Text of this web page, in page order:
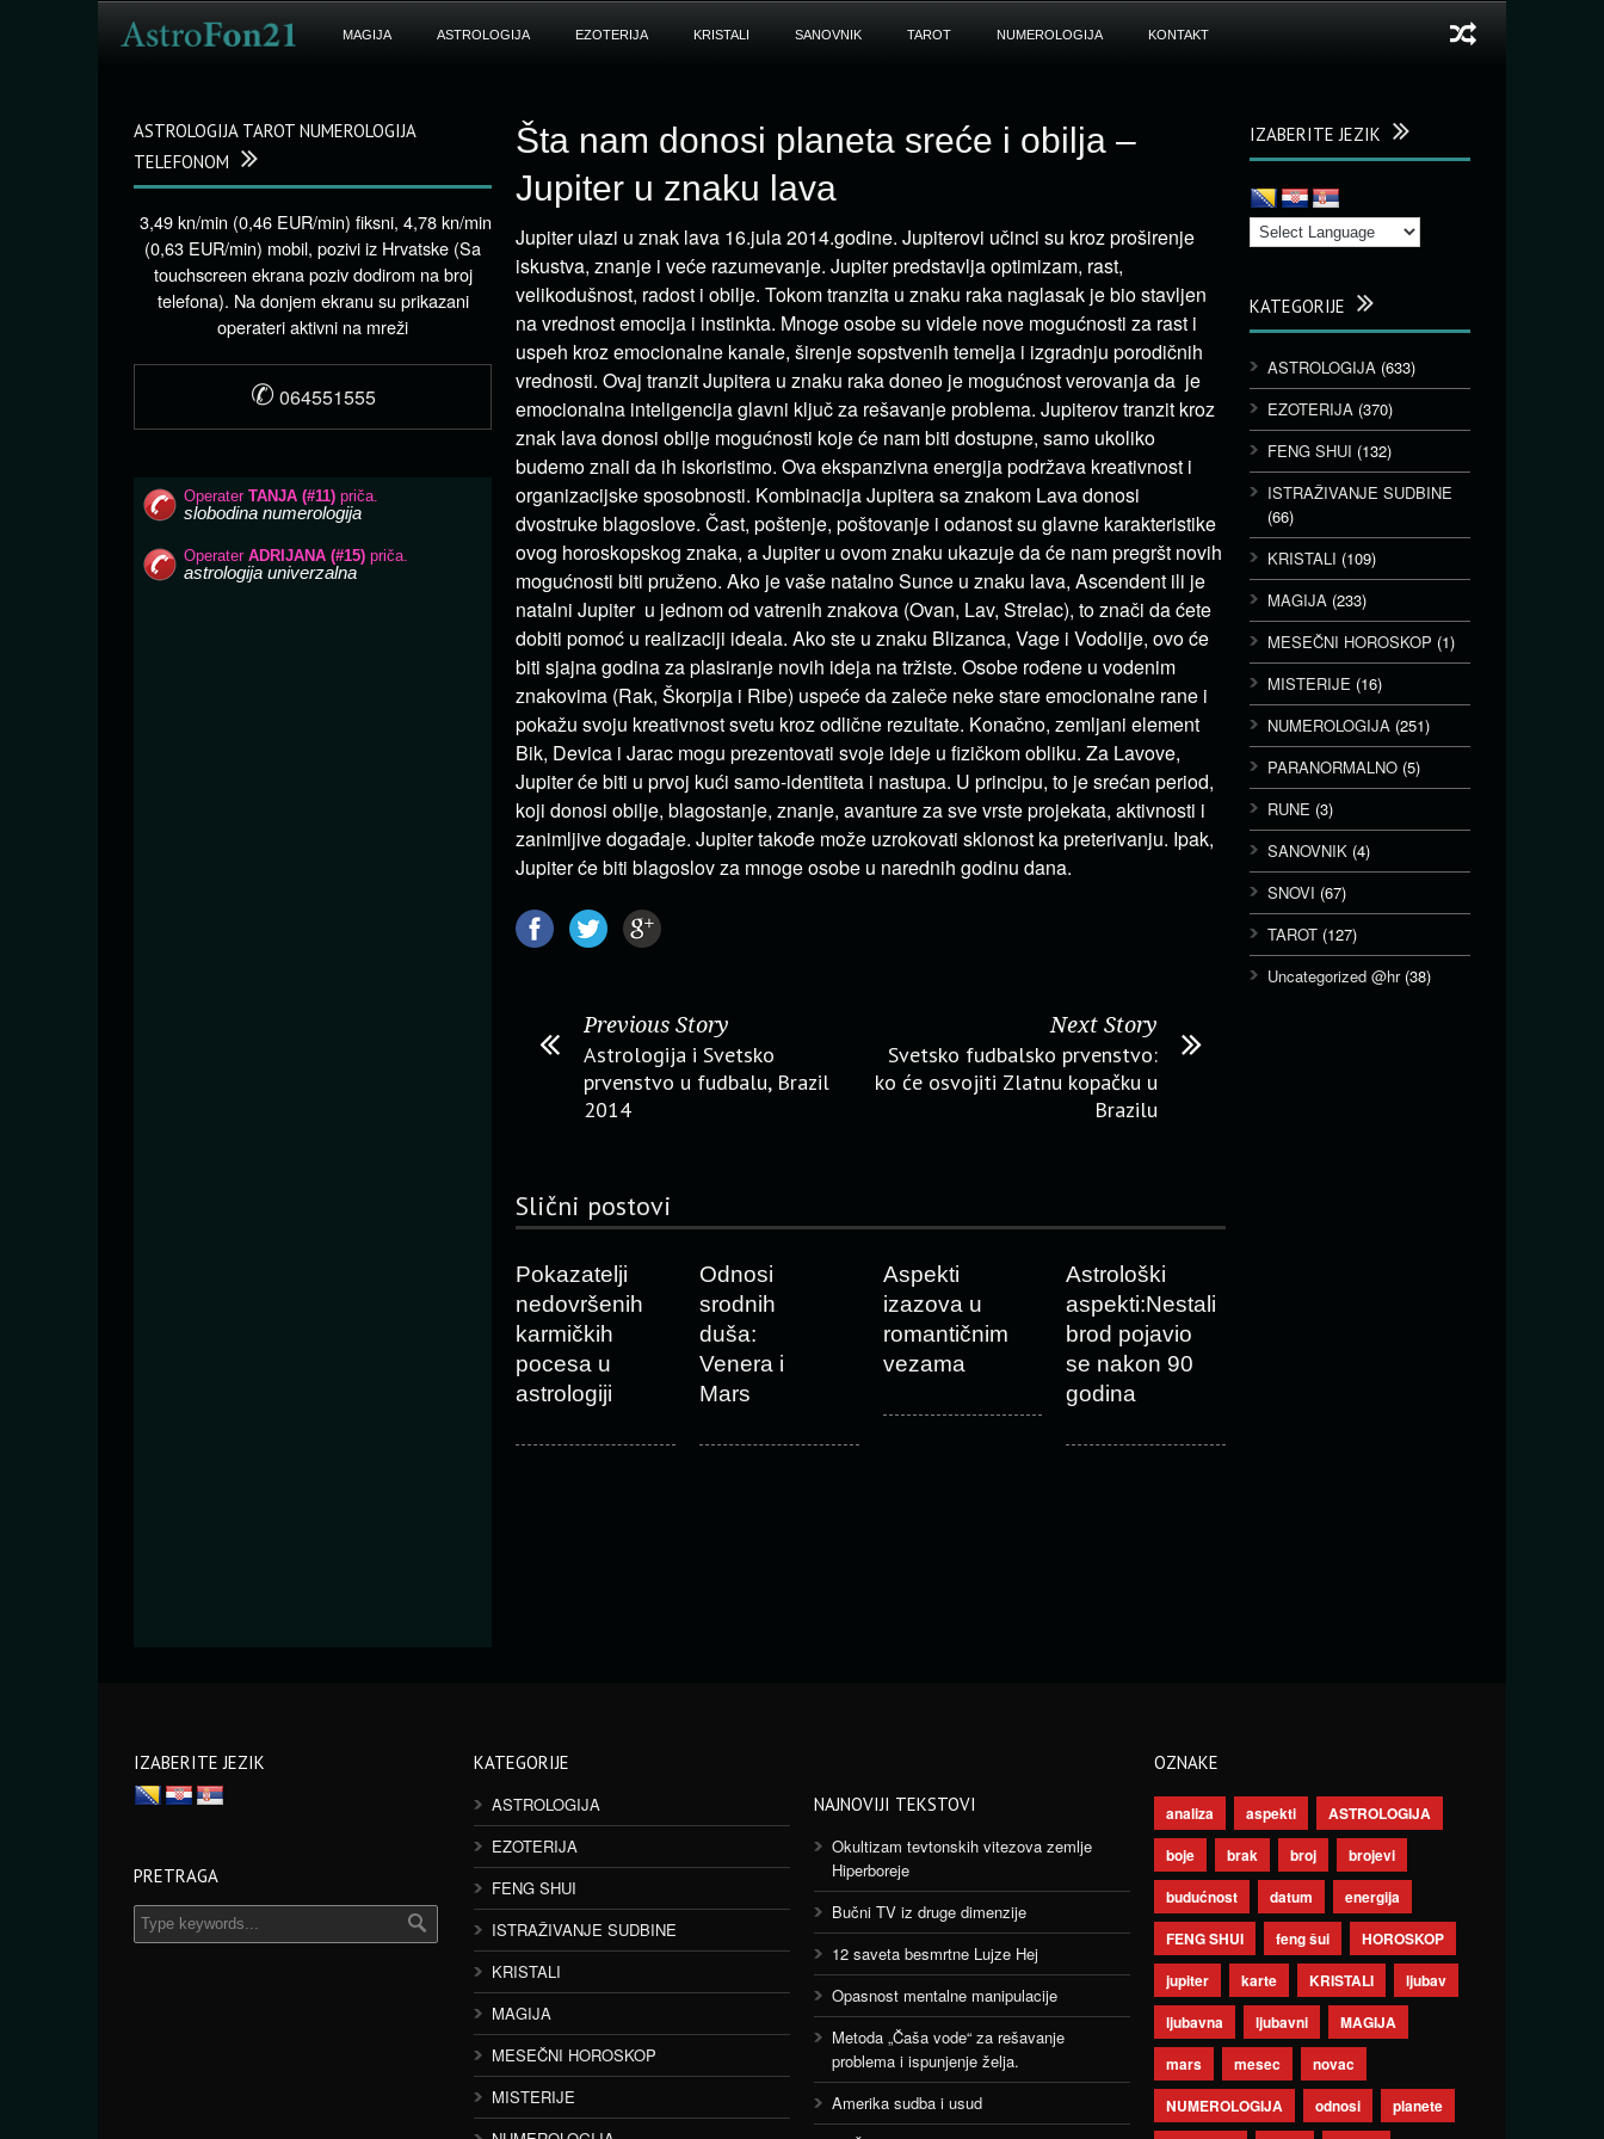
MAGIJA ASTROLOGIJA EZOTERIJA KRISTALI SANOVNIK TAROT NUMEROLOGIJA KONTAKT
Šta nam donosi planeta sreće i obilja –
Jupiter u znaku lava
Jupiter ulazi u znak lava 16.jula 2014.godine. Jupiterovi učinci su kroz proširenje
iskustva, znanje i veće razumevanje. Jupiter predstavlja optimizam, rast,
velikodušnost, radost i obilje. Tokom tranzita u znaku raka naglasak je bio stavljen
na vrednost emocija i instinkta. Mnoge osobe su videle nove mogućnosti za rast i
uspeh kroz emocionalne kanale, širenje sopstvenih temelja i izgradnju porodičnih
vrednosti. Ovaj tranzit Jupitera u znaku raka doneo je mogućnost verovanja da je
emocionalna inteligencija glavni ključ za rešavanje problema. Jupiterov tranzit kroz
znak lava donosi obilje mogućnosti koje će nam biti dostupne, samo ukoliko
budemo znali da ih iskoristimo. Ova ekspanzivna energija podržava kreativnost i
organizacijske sposobnosti. Kombinacija Jupitera sa znakom Lava donosi
dvostruke blagoslove. Čast, poštenje, poštovanje i odanost su glavne karakteristike
ovog horoskopskog znaka, a Jupiter u ovom znaku ukazuje da će nam pregršt novih
mogućnosti biti pruženo. Ako je vaše natalno Sunce u znaku lava, Ascendent ili je
natalni Jupiter u jednom od vatrenih znakova (Ovan, Lav, Strelac), to znači da ćete
dobiti pomoć u realizaciji ideala. Ako ste u znaku Blizanca, Vage i Vodolije, ovo će
biti sjajna godina za plasiranje novih ideja na tržiste. Osobe rođene u vodenim
znakovima (Rak, Škorpija i Ribe) uspeće da zaleče neke stare emocionalne rane i
pokažu svoju kreativnost svetu kroz odlične rezultate. Konačno, zemljani element
Bik, Devica i Jarac mogu prezentovati svoje ideje u fizičkom obliku. Za Lavove,
Jupiter će biti u prvoj kući samo-identiteta i nastupa. U principu, to je srećan period,
koji donosi obilje, blagostanje, znanje, avanture za sve vrste projekata, aktivnosti i
zanimljive događaje. Jupiter takođe može uzrokovati sklonost ka preterivanju. Ipak,
Jupiter će biti blagoslov za mnoge osobe u narednih godinu dana.
Previous Story
Astrologija i Svetsko
prvenstvo u fudbalu, Brazil
2014
Next Story
Svetsko fudbalsko prvenstvo:
ko će osvojiti Zlatnu kopačku u
Brazilu
Slični postovi
Pokazatelji
nedovršenih
karmičkih
pocesa u
astrologiji
Odnosi
srodnih
duša:
Venera i
Mars
Aspekti
izazova u
romantičnim
vezama
Astrološki
aspekti:Nestali
brod pojavio
se nakon 90
godina
IZABERITE JEZIK
KATEGORIJE
ASTROLOGIJA (633)
EZOTERIJA (370)
FENG SHUI (132)
ISTRAŽIVANJE SUDBINE
(66)
KRISTALI (109)
MAGIJA (233)
MESEČNI HOROSKOP (1)
MISTERIJE (16)
NUMEROLOGIJA (251)
PARANORMALNO (5)
RUNE (3)
SANOVNIK (4)
SNOVI (67)
TAROT (127)
Uncategorized @hr(38)
ASTROLOGIJA TAROT NUMEROLOGIJA
TELEFONOM
3,49 kn/min (0,46 EUR/min) fiksni, 4,78 kn/min
(0,63 EUR/min) mobil, pozivi iz Hrvatske (Sa
touchscreen ekrana poziv dodirom na broj
telefona). Na donjem ekranu su prikazani
operateri aktivni na mreži
✆ 064551555
IZABERITE JEZIK
PRETRAGA
KATEGORIJE
ASTROLOGIJA
EZOTERIJA
FENG SHUI
ISTRAŽIVANJE SUDBINE
KRISTALI
MAGIJA
MESEČNI HOROSKOP
MISTERIJE
NAJNOVIJI TEKSTOVI
Okultizam tevtonskih vitezova zemlje
Hiperboreje
Bučni TV iz druge dimenzije
12 saveta besmrtne Lujze Hej
Opasnost mentalne manipulacije
Metoda „Čaša vode“ za rešavanje
problema i ispunjenje želja.
Amerika sudba i usud
OZNAKE
analiza aspekti
ASTROLOGIJA
boje
brak broj
brojevi
budućnost
datum
energija
FENG SHUI
feng šui
HOROSKOP
jupiter
karte KRISTALI
ljubav
ljubavna
ljubavni
MAGIJA
mars
mesec
novac
NUMEROLOGIJA
odnosi
planete